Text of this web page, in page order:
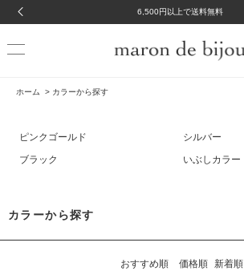
6,500円以上で送料無料
ホーム > カラーから探す
ピンクゴールド
シルバー
ブラック
いぶしカラー
カラーから探す
おすすめ順 価格順 新着順